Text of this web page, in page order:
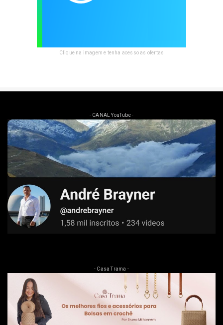
Clique na imagem e tenha acesso as ofertas
- CANAL YouTube -
- Casa Trama -